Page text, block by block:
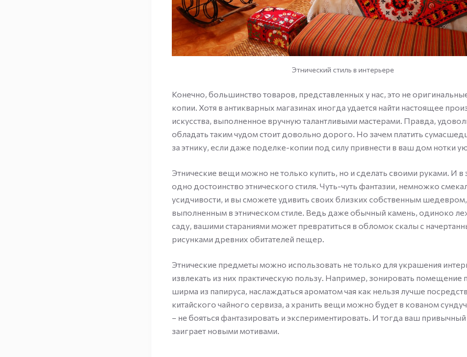
Этнический стиль в интерьере
Конечно, большинство товаров, представленных у нас, это не
копии. Хотя в антикварных магазинах иногда удается найти настоящее
искусства, выполненное вручную талантливыми мастерами. Правда,
обладать таким чудом стоит довольно дорого. Но зачем платить
за этнику, если даже поделке-копии под силу привнести в ваш дом нотки
Этнические вещи можно не только купить, но и сделать своими руками. И в
одно достоинство этнического стиля. Чуть-чуть фантазии, немножко
усидчивости, и вы сможете удивить своих близких собственным шедевром,
выполненным в этническом стиле. Ведь даже обычный камень, одиноко
саду, вашими стараниями может превратиться в обломок скалы с
рисунками древних обитателей пещер.
Этнические предметы можно использовать не только для украшения
извлекать из них практическую пользу. Например, зонировать помещение
ширма из папируса, наслаждаться ароматом чая как нельзя лучше
китайского чайного сервиза, а хранить вещи можно будет в кованом
– не бояться фантазировать и экспериментировать. И тогда ваш
заиграет новыми мотивами.